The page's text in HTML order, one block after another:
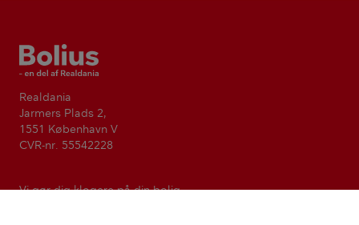
Bolius
Realdania
Jarmers Plads 2,
1551 København V
CVR-nr. 55542228
Vi gør dig klogere på din bolig